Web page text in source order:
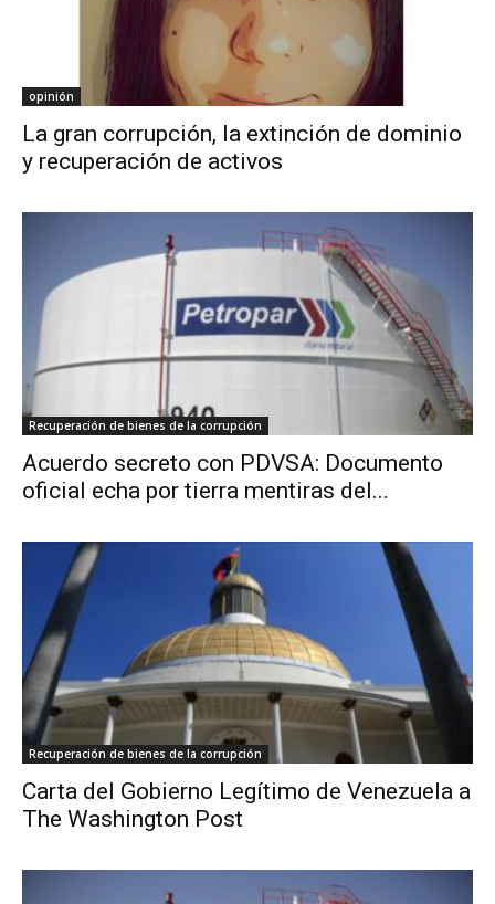
opinión
La gran corrupción, la extinción de dominio
y recuperación de activos
Recuperación de bienes de la corrupción
Acuerdo secreto con PDVSA: Documento
oficial echa por tierra mentiras del...
Recuperación de bienes de la corrupción
Carta del Gobierno Legítimo de Venezuela a
The Washington Post